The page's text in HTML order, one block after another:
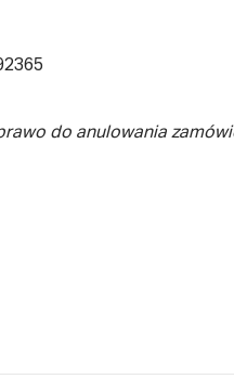
do anulowania